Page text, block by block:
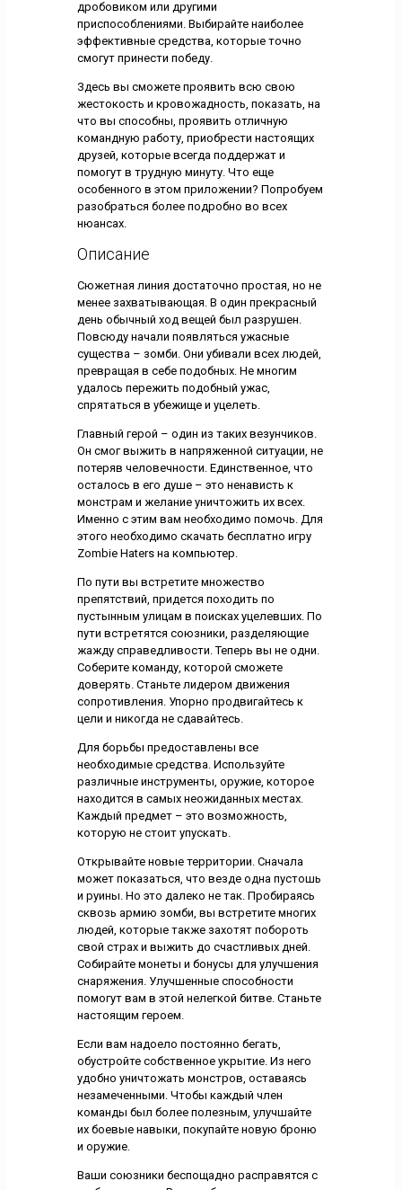
дробовиком или другими
приспособлениями. Выбирайте наиболее
эффективные средства, которые точно
смогут принести победу.
Здесь вы сможете проявить всю свою
жестокость и кровожадность, показать, на
что вы способны, проявить отличную
командную работу, приобрести настоящих
друзей, которые всегда поддержат и
помогут в трудную минуту. Что еще
особенного в этом приложении? Попробуем
разобраться более подробно во всех
нюансах.
Описание
Сюжетная линия достаточно простая, но не
менее захватывающая. В один прекрасный
день обычный ход вещей был разрушен.
Повсюду начали появляться ужасные
существа – зомби. Они убивали всех людей,
превращая в себе подобных. Не многим
удалось пережить подобный ужас,
спрятаться в убежище и уцелеть.
Главный герой – один из таких везунчиков.
Он смог выжить в напряженной ситуации, не
потеряв человечности. Единственное, что
осталось в его душе – это ненависть к
монстрам и желание уничтожить их всех.
Именно с этим вам необходимо помочь. Для
этого необходимо скачать бесплатно игру
Zombie Haters на компьютер.
По пути вы встретите множество
препятствий, придется походить по
пустынным улицам в поисках уцелевших. По
пути встретятся союзники, разделяющие
жажду справедливости. Теперь вы не одни.
Соберите команду, которой сможете
доверять. Станьте лидером движения
сопротивления. Упорно продвигайтесь к
цели и никогда не сдавайтесь.
Для борьбы предоставлены все
необходимые средства. Используйте
различные инструменты, оружие, которое
находится в самых неожиданных местах.
Каждый предмет – это возможность,
которую не стоит упускать.
Открывайте новые территории. Сначала
может показаться, что везде одна пустошь
и руины. Но это далеко не так. Пробираясь
сквозь армию зомби, вы встретите многих
людей, которые также захотят побороть
свой страх и выжить до счастливых дней.
Собирайте монеты и бонусы для улучшения
снаряжения. Улучшенные способности
помогут вам в этой нелегкой битве. Станьте
настоящим героем.
Если вам надоело постоянно бегать,
обустройте собственное укрытие. Из него
удобно уничтожать монстров, оставаясь
незамеченными. Чтобы каждый член
команды был более полезным, улучшайте
их боевые навыки, покупайте новую броню
и оружие.
Ваши союзники беспощадно расправятся с